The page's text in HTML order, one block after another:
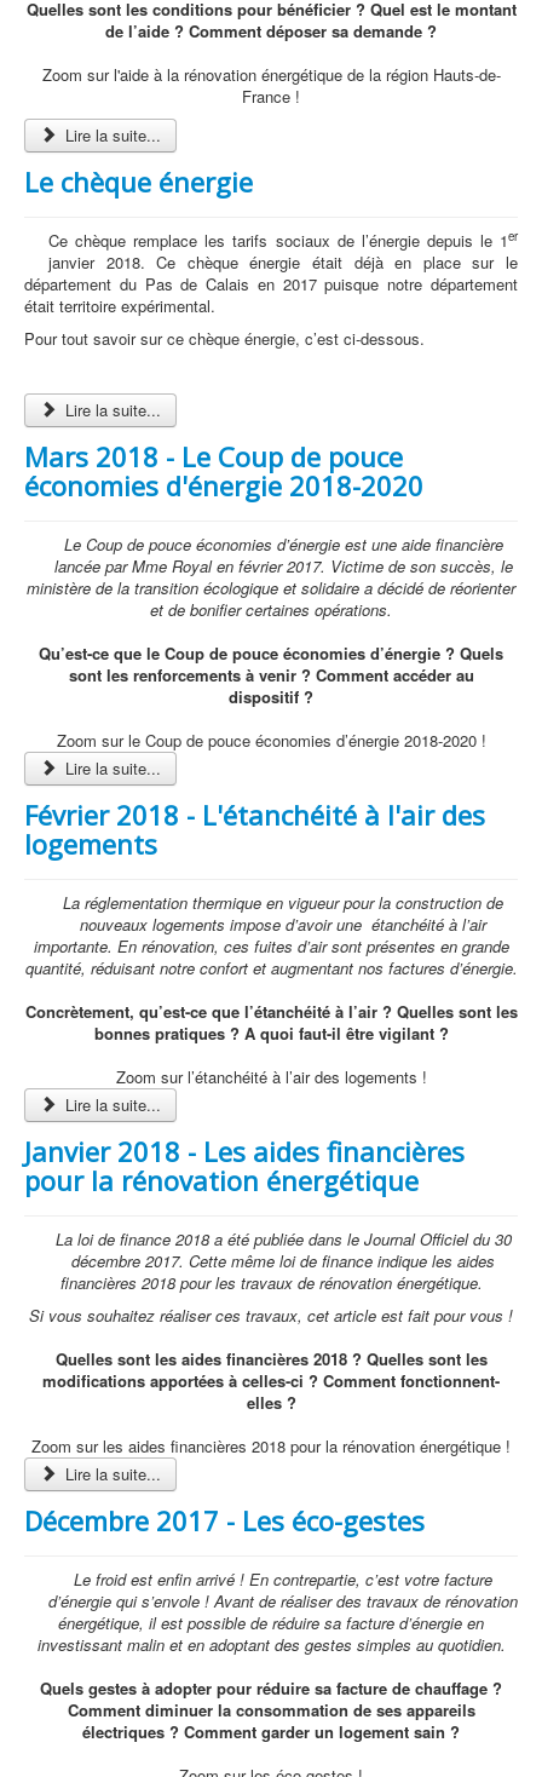
Quelles sont les conditions pour bénéficier ? Quel est le montant
de l’aide ? Comment déposer sa demande ?
Zoom sur l'aide à la rénovation énergétique de la région Hauts-de-
France !
Lire la suite...
Le chèque énergie
Ce chèque remplace les tarifs sociaux de l’énergie depuis le 1er
janvier 2018. Ce chèque énergie était déjà en place sur le
département du Pas de Calais en 2017 puisque notre département
était territoire expérimental.
Pour tout savoir sur ce chèque énergie, c’est ci-dessous.
Lire la suite...
Mars 2018 - Le Coup de pouce
économies d'énergie 2018-2020
Le Coup de pouce économies d’énergie est une aide financière
lancée par Mme Royal en février 2017. Victime de son succès, le
ministère de la transition écologique et solidaire a décidé de réorienter
et de bonifier certaines opérations.
Qu’est-ce que le Coup de pouce économies d’énergie ? Quels
sont les renforcements à venir ? Comment accéder au
dispositif ?
Zoom sur le Coup de pouce économies d’énergie 2018-2020 !
Lire la suite...
Février 2018 - L'étanchéité à l'air des
logements
La réglementation thermique en vigueur pour la construction de
nouveaux logements impose d’avoir une étanchéité à l’air
importante. En rénovation, ces fuites d’air sont présentes en grande
quantité, réduisant notre confort et augmentant nos factures d’énergie.
Concrètement, qu’est-ce que l’étanchéité à l’air ? Quelles sont les
bonnes pratiques ? A quoi faut-il être vigilant ?
Zoom sur l’étanchéité à l’air des logements !
Lire la suite...
Janvier 2018 - Les aides financières
pour la rénovation énergétique
La loi de finance 2018 a été publiée dans le Journal Officiel du 30
décembre 2017. Cette même loi de finance indique les aides
financières 2018 pour les travaux de rénovation énergétique.
Si vous souhaitez réaliser ces travaux, cet article est fait pour vous !
Quelles sont les aides financières 2018 ? Quelles sont les
modifications apportées à celles-ci ? Comment fonctionnent-
elles ?
Zoom sur les aides financières 2018 pour la rénovation énergétique !
Lire la suite...
Décembre 2017 - Les éco-gestes
Le froid est enfin arrivé ! En contrepartie, c’est votre facture
d’énergie qui s’envole ! Avant de réaliser des travaux de rénovation
énergétique, il est possible de réduire sa facture d’énergie en
investissant malin et en adoptant des gestes simples au quotidien.
Quels gestes à adopter pour réduire sa facture de chauffage ?
Comment diminuer la consommation de ses appareils
électriques ? Comment garder un logement sain ?